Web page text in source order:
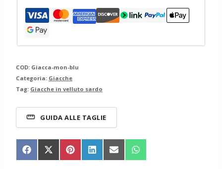
COD: Giacca-mon-blu
Categoria: Giacche
Tag: Giacche in velluto sardo
GUIDA ALLE TAGLIE
Share
on
Share
on
Share
on
Share
on
Share
on
Share
on